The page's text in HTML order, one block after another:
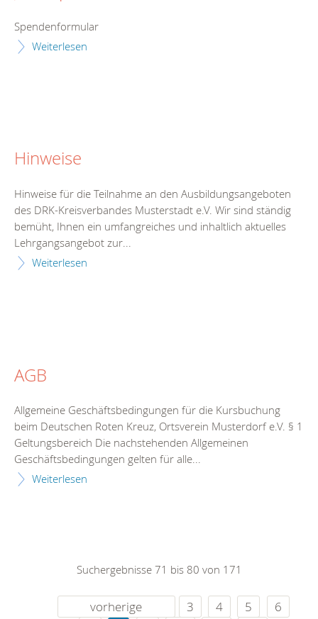
Spendenformular
Weiterlesen
Hinweise
Hinweise für die Teilnahme an den Ausbildungsangeboten
des DRK-Kreisverbandes Musterstadt e.V. Wir sind ständig
bemüht, Ihnen ein umfangreiches und inhaltlich aktuelles
Lehrgangsangebot zur...
Weiterlesen
AGB
Allgemeine Geschäftsbedingungen für die Kursbuchung
beim Deutschen Roten Kreuz, Ortsverein Musterdorf e.V. § 1
Geltungsbereich Die nachstehenden Allgemeinen
Geschäftsbedingungen gelten für alle...
Weiterlesen
Suchergebnisse 71 bis 80 von 171
vorherige 3 4 5
6